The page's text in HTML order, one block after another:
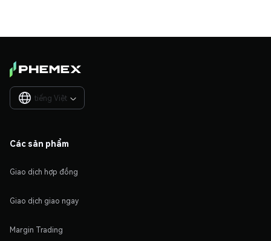
tiếng Việt 
Các sản phẩm
Giao dịch hợp đồng
Giao dịch giao ngay
Margin Trading